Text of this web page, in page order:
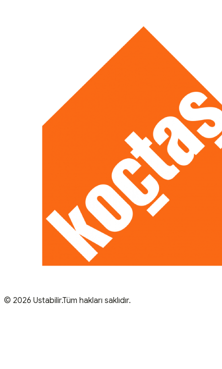
© 2026 Ustabilir.Tüm hakları saklıdır.